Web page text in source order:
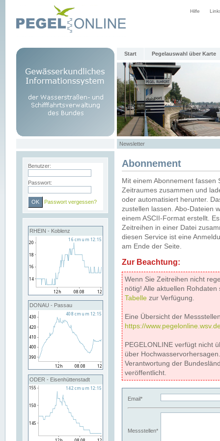
Hilfe
Start Pegelauswahl über Karte
Newsletter
Benutzer:
Passwort:
Passwort vergessen?
RHEIN - Koblenz
DONAU - Passau
ODER - Eisenhüttenstadt
Abonnement
Mit einem Abonnement
Zeitraumes zusammen und
oder automatisiert herunter.
zustellen lassen. Abo-Dateien
einem ASCII-Format erstellt.
Zeitreihen in einer Datei
diesen Service ist eine
am Ende der Seite.
Zur Beachtung:
Wenn Sie Zeitreihen nicht
nötig! Alle aktuellen
Tabelle zur Verfügung.
Eine Übersicht der
https://
PEGELONLINE verfügt nicht
über
Verantwortung der
veröffentlicht.
Email*
Messstellen*